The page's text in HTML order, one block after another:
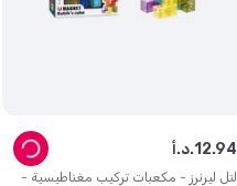
لتل ليرنرز - مكعبات تركيب مغناطيسية -
د.أ.12.94